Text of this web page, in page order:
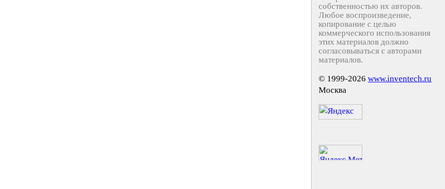
собственностью их авторов.
Любое воспроизведение,
копирование с целью
коммерческого использования
этих материалов должно
согласовываться с авторами
материалов.
© 1999-2026 www.inventech.ru
Москва